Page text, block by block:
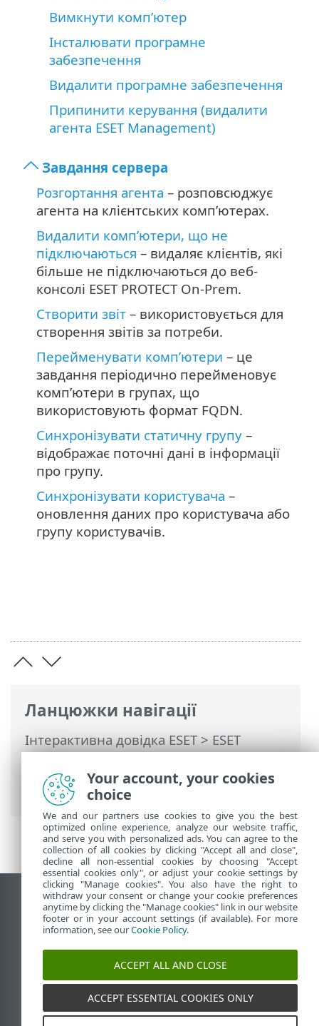
Ланцюжки навігації
Інтерактивна довідка ESET>ESET
PROTECT On-Prem>Використання ESET
PROTECT On-Prem>ESET PROTECT On-
Prem Головне меню
> Завдання
Вимкнути комп’ютер
Інсталювати програмне
забезпечення
Видалити програмне забезпечення
Припинити керування (видалити
агента ESET Management)
Завдання сервера
Розгортання агента – розповсюджує
агента на клієнтських комп’ютерах.
Видалити комп’ютери, що не
підключаються – видаляє клієнтів, які
більше не підключаються до веб-
консолі ESET PROTECT On-Prem.
Створити звіт – використовується для
створення звітів за потреби.
Перейменувати комп’ютери – це
завдання періодично перейменовує
комп’ютери в групах, що
використовують формат FQDN.
Синхронізувати статичну групу –
відображає поточні дані в інформації
про групу.
Синхронізувати користувача –
оновлення даних про користувача або
групу користувачів.
Переглянути повну версію
End of Life
База знань ESET
Форум ESET
ESET Status Portal
Регіональна підтримка
Your account, your cookies
choice
We and our partners use cookies to give you the best
optimized online experience, analyze our website traffic,
and serve you with personalized ads. You can agree to the
collection of all cookies by clicking "Accept all and close",
decline all non-essential cookies by choosing "Accept
essential cookies only", or adjust your cookie settings by
clicking "Manage cookies". You also have the right to
withdraw your consent or change your cookie preferences
anytime by clicking the "Manage cookies" link in our website
footer or in your account settings (if available). For more
information, see ourCookie Policy.
ACCEPT ALL AND CLOSE
ACCEPT ESSENTIAL COOKIES ONLY